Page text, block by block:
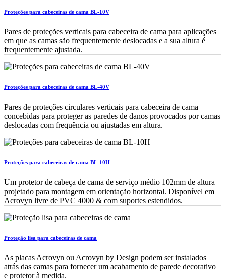
Proteções para cabeceiras de cama BL-10V
Pares de proteções verticais para cabeceira de cama para aplicações
em que as camas são frequentemente deslocadas e a sua altura é
frequentemente ajustada.
Proteções para cabeceiras de cama BL-40V
Pares de proteções circulares verticais para cabeceira de cama
concebidas para proteger as paredes de danos provocados por camas
deslocadas com frequência ou ajustadas em altura.
Proteções para cabeceiras de cama BL-10H
Um protetor de cabeça de cama de serviço médio 102mm de altura
projetado para montagem em orientação horizontal. Disponível em
Acrovyn livre de PVC 4000 & com suportes estendidos.
Proteção lisa para cabeceiras de cama
As placas Acrovyn ou Acrovyn by Design podem ser instalados
atrás das camas para fornecer um acabamento de parede decorativo
e protetor à medida.